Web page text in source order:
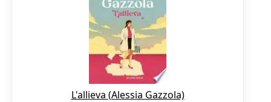
L'allieva (Alessia Gazzola)